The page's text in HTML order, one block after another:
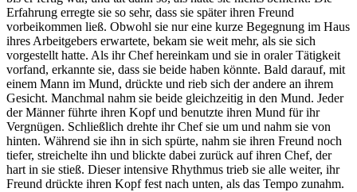
Erfahrung erregte sie so sehr, dass sie später ihren Freund
vorbeikommen ließ. Obwohl sie nur eine kurze Begegnung im Haus
ihres Arbeitgebers erwartete, bekam sie weit mehr, als sie sich
vorgestellt hatte. Als ihr Chef hereinkam und sie in oraler Tätigkeit
vorfand, erkannte sie, dass sie beide haben könnte. Bald darauf, mit
einem Mann im Mund, drückte und rieb sich der andere an ihrem
Gesicht. Manchmal nahm sie beide gleichzeitig in den Mund. Jeder
der Männer führte ihren Kopf und benutzte ihren Mund für ihr
Vergnügen. Schließlich drehte ihr Chef sie um und nahm sie von
hinten. Während sie ihn in sich spürte, nahm sie ihren Freund noch
tiefer, streichelte ihn und blickte dabei zurück auf ihren Chef, der
hart in sie stieß. Dieser intensive Rhythmus trieb sie alle weiter, ihr
Freund drückte ihren Kopf fest nach unten, als das Tempo zunahm.